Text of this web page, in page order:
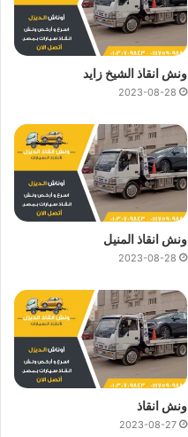
ونش انقاذ الشيخ زايد
2023-08-28
ونش انقاذ المنيل
2023-08-28
ونش انقاذ
2023-08-27